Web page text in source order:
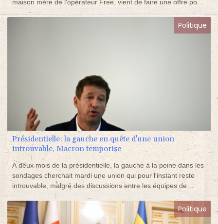
maison mère de l'opérateur Free, vient de faire une offre pour
acquérir 100% de Vodafone Italia, deux semaines après son
Politique
Présidentielle: la gauche en quête d'une union
introuvable, Macron temporise
A deux mois de la présidentielle, la gauche à la peine dans les
sondages cherchait mardi une union qui pour l'instant reste
introuvable, malgré des discussions entre les équipes de
Christiane Taubira et Yannick Jadot. Et Emmanuel Macron
temporise toujours sur sa candidature.
Politique